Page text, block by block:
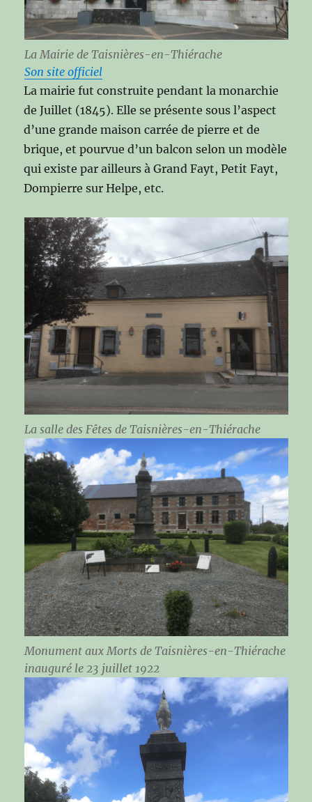
La Mairie de Taisnières-en-Thiérache
Son site officiel
La mairie fut construite pendant la monarchie
de Juillet (1845). Elle se présente sous l’aspect
d’une grande maison carrée de pierre et de
brique, et pourvue d’un balcon selon un modèle
qui existe par ailleurs à Grand Fayt, Petit Fayt,
Dompierre sur Helpe, etc.
La salle des Fêtes de Taisnières-en-Thiérache
Monument aux Morts de Taisnières-en-Thiérache
inauguré le 23 juillet 1922